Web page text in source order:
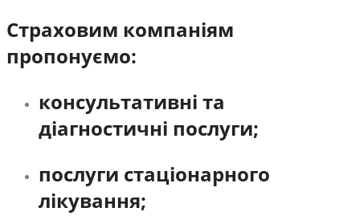
Страховим компаніям
пропонуємо:
консультативні та
діагностичні послуги;
послуги стаціонарного
лікування;